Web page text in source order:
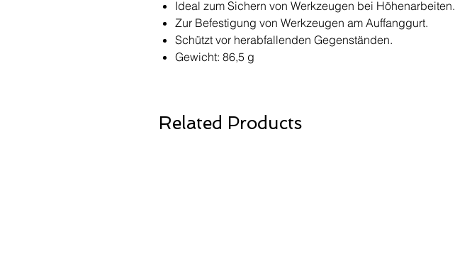
Ideal zum Sichern von Werkzeugen bei Höhenarbeiten.
Zur Befestigung von Werkzeugen am Auffanggurt.
Schützt vor herabfallenden Gegenständen.
Gewicht: 86,5 g
Related Products